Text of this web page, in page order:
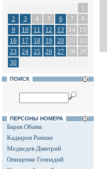
1
2
3 4 5 6 7
8
9
10 11 12 13 14
15
16
17 18 19 20 21
22
23
24 25 26 27 28 29
30
ПОИСК
ПЕРСОНЫ НОМЕРА
Барак Обама
Кадыров Рамзан
Медведев Дмитрий
Онищенко Геннадий